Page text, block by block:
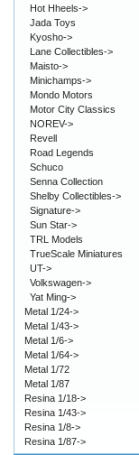
Hot Hheels->
Jada Toys
Kyosho->
Lane Collectibles->
Maisto->
Minichamps->
Mondo Motors
Motor City Classics
NOREV->
Revell
Road Legends
Schuco
Senna Collection
Shelby Collectibles->
Signature->
Sun Star->
TRL Models
TrueScale Miniatures
UT->
Volkswagen->
Yat Ming->
Metal 1/24->
Metal 1/43->
Metal 1/6->
Metal 1/64->
Metal 1/72
Metal 1/87
Resina 1/18->
Resina 1/43->
Resina 1/8->
Resina 1/87->